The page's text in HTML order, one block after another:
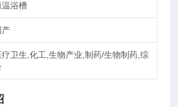
浴槽
产
疗卫生,化工,生物产业,制药/生物制药,综